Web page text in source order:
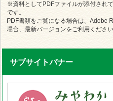
※資料としてPDFファイルが添付され
です。
PDF書類をご覧になる場合は、Adobe
場合、最新バージョンをご利用ください
サブサイトバナー